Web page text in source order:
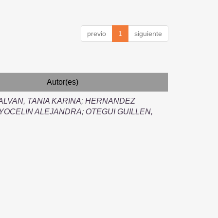
previo 1 siguiente
Autor(es)
TANIA KARINA; HERNANDEZ
ALEJANDRA; OTEGUI GUILLEN,